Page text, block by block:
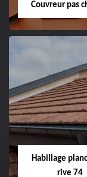
Couvreur pas
Habillage
rive 74